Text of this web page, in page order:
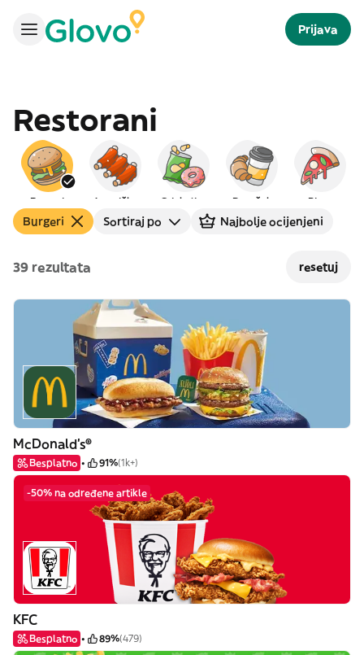
Prijava
Restorani
Burgeri Američka Grickalice Doručak Pizza
Burgeri Sortiraj po Najbolje ocijenjeni
39 rezultata resetuj
McDonald's®
Besplatno 91%(1k+)
-50% na određene artikle
KFC
Besplatno 89%(479)